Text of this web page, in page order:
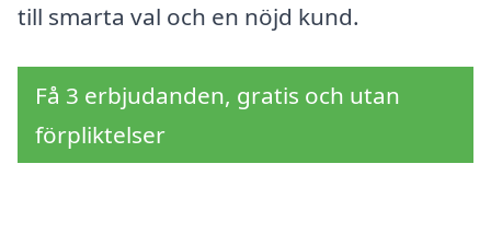
till smarta val och en nöjd kund.
Få 3 erbjudanden, gratis och utan
förpliktelser